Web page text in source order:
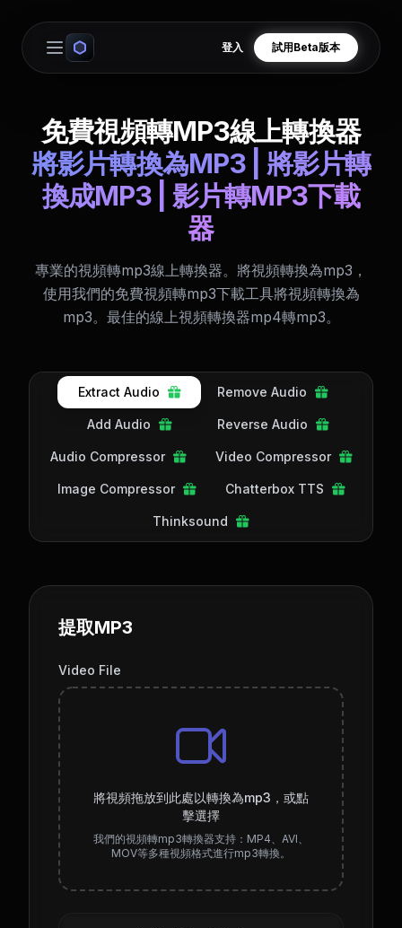
Open main menu
登入 試用Beta版本
免費視頻轉MP3線上轉換器
將影片轉換為MP3 | 將影片轉
換成MP3 | 影片轉MP3下載
器
專業的視頻轉mp3線上轉換器。將視頻轉換為mp3，
使用我們的免費視頻轉mp3下載工具將視頻轉換為
mp3。最佳的線上視頻轉換器mp4轉mp3。
Extract Audio Remove Audio
Add Audio Reverse Audio
Audio Compressor Video Compressor
Image Compressor Chatterbox TTS
Thinksound
提取MP3
Video File
將視頻拖放到此處以轉換為mp3，或點
擊選擇
我們的視頻轉mp3轉換器支持：MP4、AVI、
MOV等多種視頻格式進行mp3轉換。